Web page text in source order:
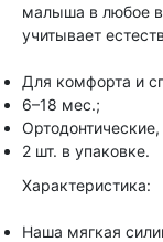
малыша в любое
учитывает
Для комфорта и
6–18 мес.;
2 шт. в упаковке.
Характеристика:
Наша мягкая